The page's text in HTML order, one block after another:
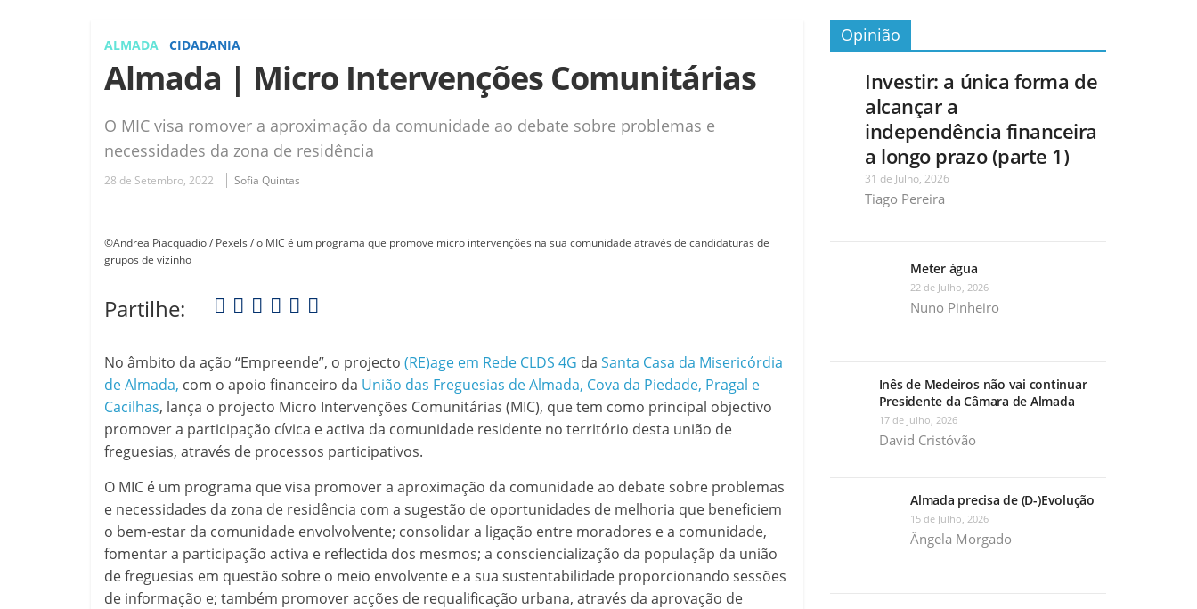
ALMADA CIDADANIA
Almada | Micro Intervenções Comunitárias
O MIC visa romover a aproximação da comunidade ao debate sobre problemas e
necessidades da zona de residência
28 de Setembro, 2022 Sofia Quintas
©Andrea Piacquadio / Pexels / o MIC é um programa que promove micro intervenções na sua comunidade através de candidaturas de
grupos de vizinho
Partilhe:
No âmbito da ação “Empreende”, o projecto (RE)age em Rede CLDS 4G da Santa Casa da Misericórdia
de Almada, com o apoio financeiro da União das Freguesias de Almada, Cova da Piedade, Pragal e
Cacilhas, lança o projecto Micro Intervenções Comunitárias (MIC), que tem como principal objectivo
promover a participação cívica e activa da comunidade residente no território desta união de
freguesias, através de processos participativos.
O MIC é um programa que visa promover a aproximação da comunidade ao debate sobre problemas
e necessidades da zona de residência com a sugestão de oportunidades de melhoria que beneficiem
o bem-estar da comunidade envolvolvente; consolidar a ligação entre moradores e a comunidade,
fomentar a participação activa e reflectida dos mesmos; a consciencialização da populaçãp da união
de freguesias em questão sobre o meio envolvente e a sua sustentabilidade proporcionando sessões
de informação e; também promover acções de requalificação urbana, através da aprovação de
Opinião
Investir: a única forma de
alcançar a
independência financeira
a longo prazo (parte 1)
31 de Julho, 2026
Tiago Pereira
Meter água
22 de Julho, 2026
Nuno Pinheiro
Inês de Medeiros não vai continuar
Presidente da Câmara de Almada
17 de Julho, 2026
David Cristóvão
Almada precisa de (D-)Evolução
15 de Julho, 2026
Ângela Morgado